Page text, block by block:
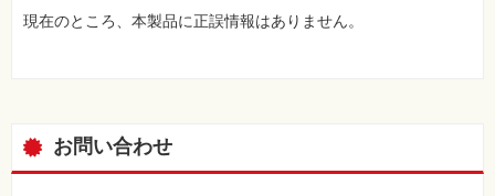
現在のところ、本製品に正誤情報はありません。
お問い合わせ